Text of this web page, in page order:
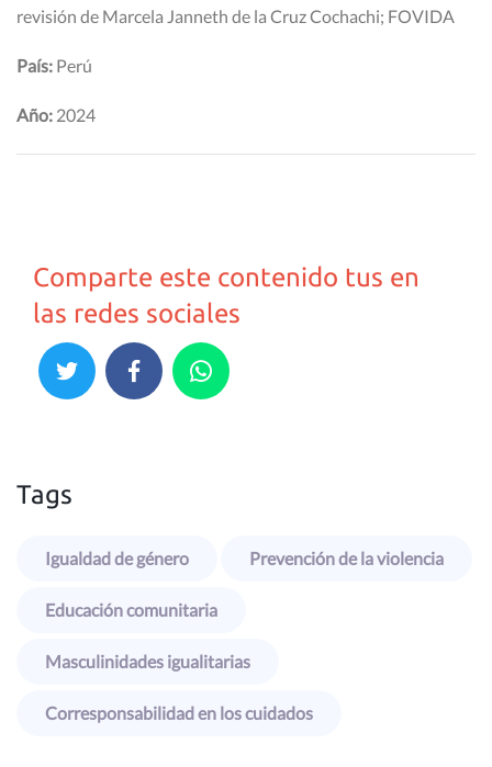
revisión de Marcela Janneth de la Cruz Cochachi; FOVIDA
País: Perú
Año: 2024
Comparte este contenido tus en
las redes sociales
Tags
Igualdad de género Prevención de la violencia
Educación comunitaria
Masculinidades igualitarias
Corresponsabilidad en los cuidados